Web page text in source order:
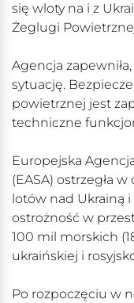
się wloty na i z
Żeglugi
Agencja
sytuację.
powietrznej jest
techniczne
Europejska
(EASA) ostrzegła
lotów nad Ukrainą i
ostrożność w
100 mil morskich
ukraińskiej i
Po rozpoczęciu w